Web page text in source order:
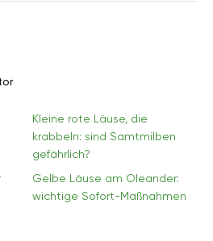
Kleine rote Läuse, die
krabbeln: sind Samtmilben
gefährlich?
Gelbe Läuse am Oleander:
wichtige Sofort-Maßnahmen